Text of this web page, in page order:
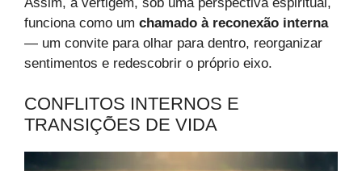
funciona como um chamado à reconexão interna
— um convite para olhar para dentro, reorganizar
sentimentos e redescobrir o próprio eixo.
CONFLITOS INTERNOS E
TRANSIÇÕES DE VIDA